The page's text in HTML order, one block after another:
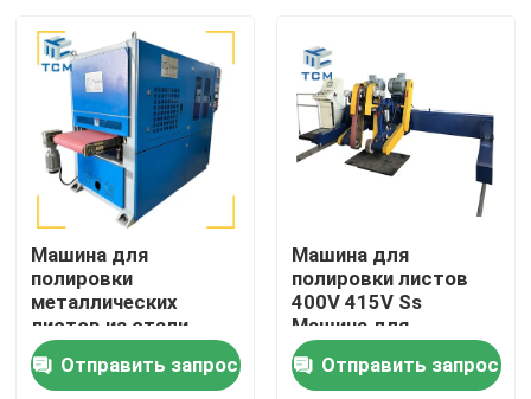
Домой
Продукты
О нас
Машина для
полировки
металлических
листов из стали
Автоматическая
песочница
Отправить запрос
Машина для
полировки листов
400V 415V Ss
Машина для
полировки листов
15м2/час
Отправить запрос